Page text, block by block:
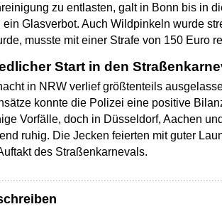
zu entlasten, galt in Bonn bis in
ein Glasverbot. Auch Wildpinkeln wurde
musste mit einer Strafe von 150 Euro
Start in den
in NRW verlief größtenteils
konnte die Polizei eine positive
Vorfälle, doch in Düsseldorf, Aachen
ruhig. Die Jecken feierten mit guter
des Straßenkarnevals.